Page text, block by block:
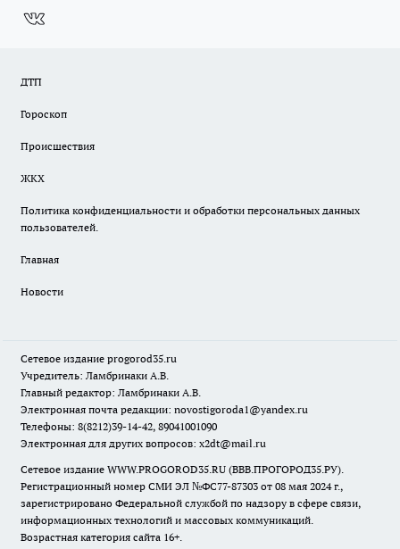
ДТП
Гороскоп
Происшествия
ЖКХ
Политика конфиденциальности и обработки персональных данных
пользователей.
Главная
Новости
Сетевое издание progorod35.ru
Учредитель: Ламбринаки А.В.
Главный редактор: Ламбринаки А.В.
Электронная почта редакции: novostigoroda1@yandex.ru
Телефоны: 8(8212)39-14-42, 89041001090
Электронная для других вопросов: x2dt@mail.ru
Сетевое издание WWW.PROGOROD35.RU (ВВВ.ПРОГОРОД35.РУ).
Регистрационный номер СМИ ЭЛ №ФС77-87303 от 08 мая 2024 г.,
зарегистрировано Федеральной службой по надзору в сфере связи,
информационных технологий и массовых коммуникаций.
Возрастная категория сайта 16+.